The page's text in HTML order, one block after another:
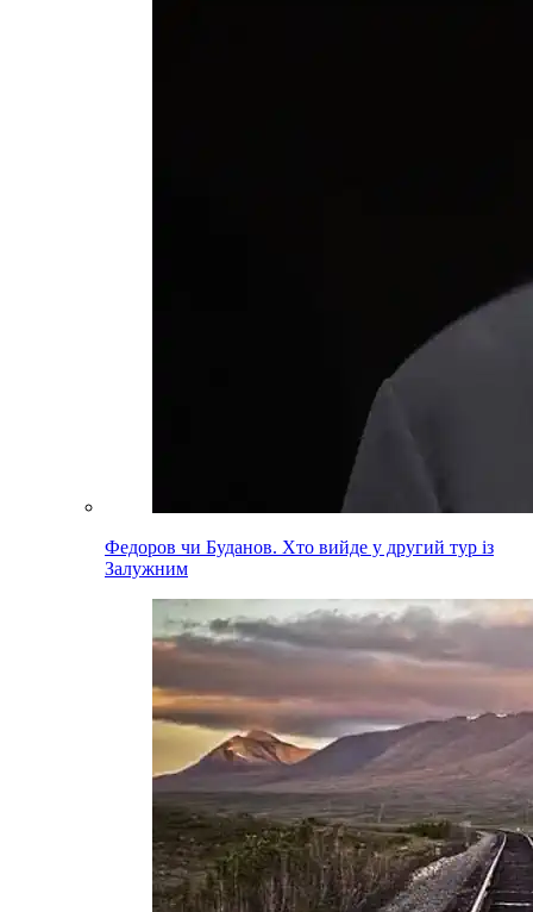
Федоров чи Буданов. Хто вийде у другий тур із
Залужним